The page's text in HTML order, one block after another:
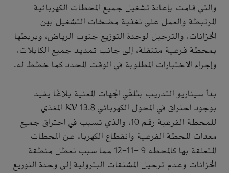
والتي قامت بإعادة تشغيل جميع المحطات الكهربائية
المرتبطة والعمل على تغذية مضخات التشغيل بين
الخزانات، والترحيل لوحدة التوزيع جنوب الرياض، وبربطها
بمحطة فرعية متنقلة، إلى جانب تمديد جميع الكابلات،
وإجراء الاختبارات المطلوبة في الوقت المحدد كما خطط له.
بدأ سيناريو التدريب بتَلقَّي الجهات المعنية بلاغًا يفيد
بوجود احتراق في المحول الكهربائي 13.8 KV المغذي
للمحطة الفرعية رقم 10، والذي تسبب في احتراق جميع
معدات المحطة الفرعية وانقطاع الكهرباء عن المحطات
المتعلقة بها كالمحطه 9 -11-12 مما سبب تعطل منطقة
الخزانات وعدم ترحيل المشتقات البترولية إلى وحدة التوزيع